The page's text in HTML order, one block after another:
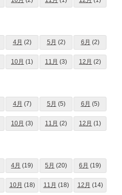
4月 (2) 5月 (2) 6月 (2)
10月 (1) 11月 (3) 12月 (2)
4月 (7) 5月 (5) 6月 (5)
10月 (3) 11月 (2) 12月 (1)
4月 (19) 5月 (20) 6月 (19)
10月 (18) 11月 (18) 12月 (14)